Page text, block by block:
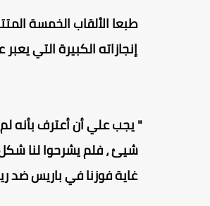
طبعا الألقاب الخمسة
إنجازاته الكبيرة التي
" يجب علي أن أعترف بأنه
شيئ ، فلم يشرحوا لنا